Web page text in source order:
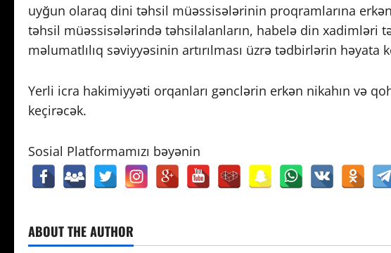
uyğun olaraq dini təhsil müəssisələrinin proqramlarına
təhsil müəssisələrində təhsilalanların, habelə din xadimləri
məlumatlılıq səviyyəsinin artırılması üzrə tədbirlərin həyata
Yerli icra hakimiyyəti orqanları gənclərin erkən nikahın və
keçirəcək.
Sosial Platformamızı bəyənin
ABOUT THE AUTHOR